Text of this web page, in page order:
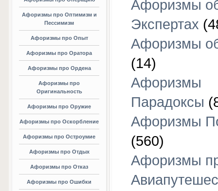
Афоризмы про Оптимизм и
Пессимизм
Афоризмы про Опыт
Афоризмы про Оратора
Афоризмы про Ордена
Афоризмы про
Оригинальность
Афоризмы про Оружие
Афоризмы про Оскорбление
Афоризмы про Остроумие
Афоризмы про Отдых
Афоризмы про Отказ
Афоризмы про Ошибки
Афоризмы
Экспертах
Афоризмы
(14)
Афоризмы
Парадоксы
Афоризмы
(560)
Афоризмы